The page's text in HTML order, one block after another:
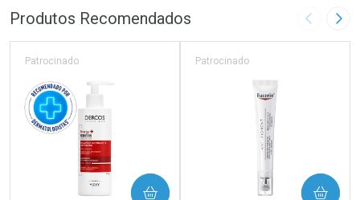
FECHAR
Laboratório
FECHAR
Por Menos Laboratório
Por Menos
Produtos Recomendados Imagem
Patrocinado
COMPRAR
Patrocinado
COMPRAR